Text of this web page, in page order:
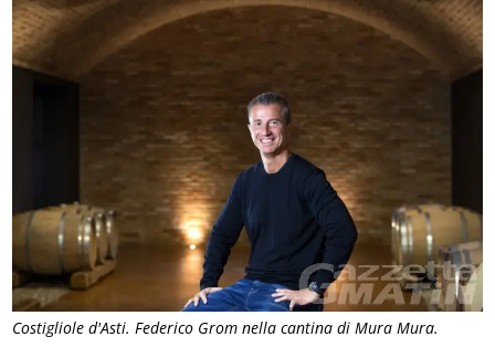
Costigliole d'Asti. Federico Grom nella cantina di Mura Mura.